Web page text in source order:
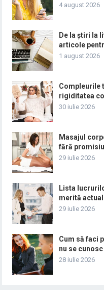
4 august 2026
De la știri la
articole
1 august 2026
Compleurile
rigiditatea
30 iulie 2026
Masajul
fără
29 iulie 2026
Lista
merită
29 iulie 2026
Cum să faci
nu se cunosc
28 iulie 2026